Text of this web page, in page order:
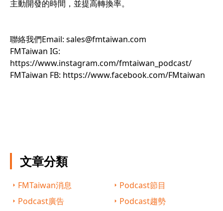
主動開發的時間，並提高轉換率。
聯絡我們Email: sales@fmtaiwan.com
FMTaiwan IG:
https://www.instagram.com/fmtaiwan_podcast/
FMTaiwan FB: https://www.facebook.com/FMtaiwan
文章分類
FMTaiwan消息
Podcast節目
Podcast廣告
Podcast趨勢